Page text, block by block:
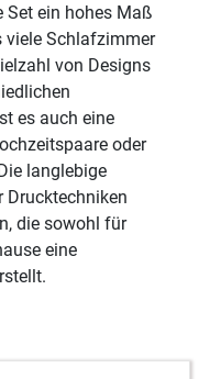
Set ein hohes Maß
viele Schlafzimmer
von Designs
es auch eine
oder
langlebige
Drucktechniken
die sowohl für
eine